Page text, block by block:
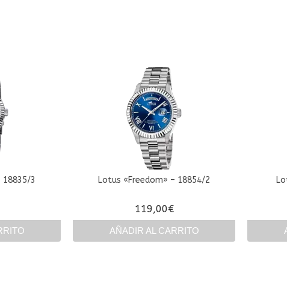
18835/3 Lotus «Freedom» – 18854/2
119,00€
AÑADIR AL CARRITO